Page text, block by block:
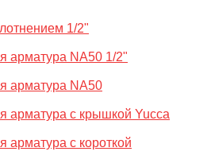
1/2"
арматура NA50 1/2"
арматура NA50
арматура с крышкой Yucca
арматура с короткой